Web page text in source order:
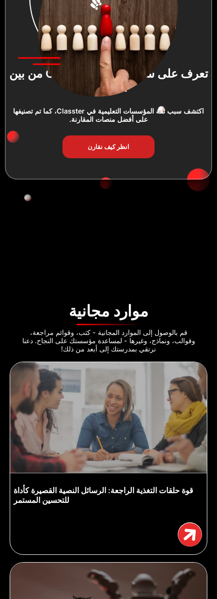
تعرف على سبب تصنيف Classter من بين
الأفضل!
اكتشف سبب ثقة المؤسسات التعليمية في Classter، كما تم تصنيفها
على أفضل منصات المقارنة.
انظر كيف نقارن
موارد مجانية
قم بالوصول إلى الموارد المجانية - كتب، وقوائم مراجعة،
وقوالب، ونماذج، وغيرها - لمساعدة مؤسستك على النجاح. دعنا
نرتقي بمدرستك إلى أبعد من ذلك!
قوة حلقات التغذية الراجعة: الرسائل النصية القصيرة كأداة
للتحسين المستمر